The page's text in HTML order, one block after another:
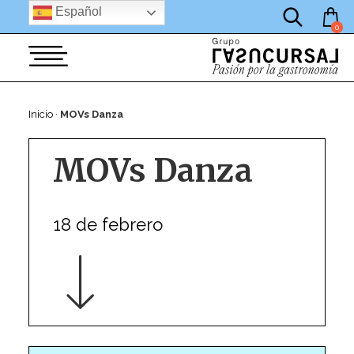
contenido
0
Inicio · MOVs Danza
MOVs Danza
18 de febrero
Español